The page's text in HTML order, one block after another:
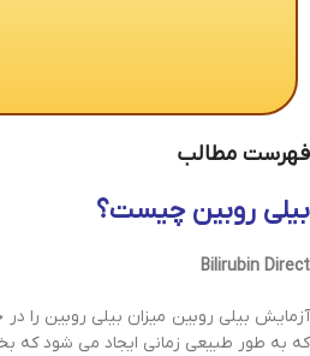
فهرست مطالب
بیلی روبین چیست؟
Bilirubin Direct
آزمایش بیلی روبین میزان بیلی روبین را
که به طور طبیعی زمانی ایجاد می شود که